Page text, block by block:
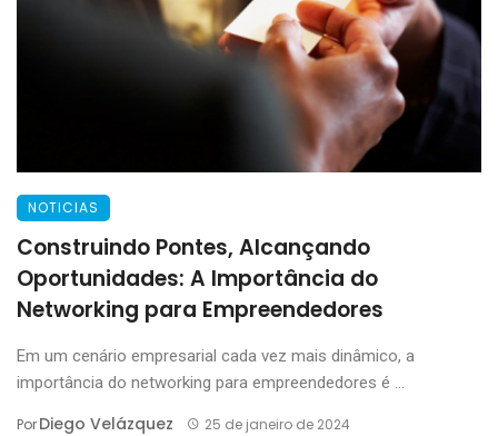
NOTICIAS
Construindo Pontes, Alcançando
Oportunidades: A Importância do
Networking para Empreendedores
Em um cenário empresarial cada vez mais dinâmico, a
importância do networking para empreendedores é ...
PorDiego Velázquez 25 de janeiro de 2024